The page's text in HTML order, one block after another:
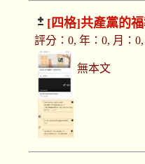
[四格]共產黨的
評分：0, 年：0, 月：
無本文